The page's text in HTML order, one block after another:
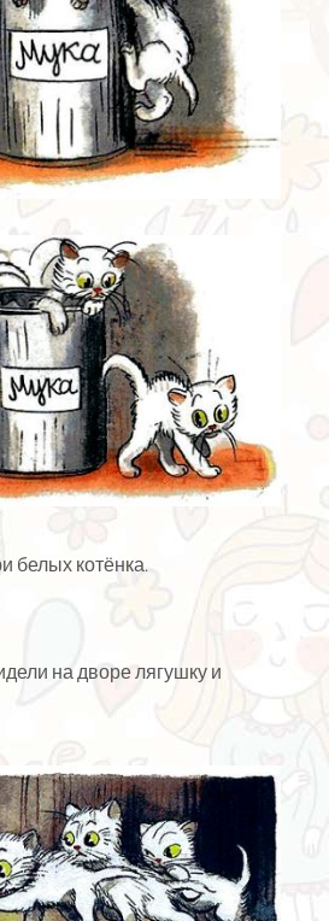
белых котёнка.
на дворе лягушку и